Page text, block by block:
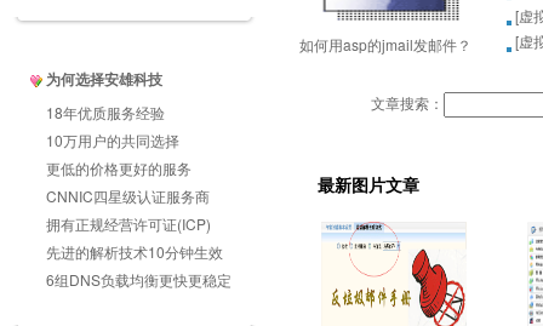
为何选择安雄科技
18年优质服务经验
10万用户的共同选择
更低的价格更好的服务
CNNIC四星级认证服务商
拥有正规经营许可证(ICP)
先进的解析技术10分钟生效
6组DNS负载均衡更快更稳定
如何用asp的jmail发邮件？
[虚
[虚
文章搜索：
最新图片文章